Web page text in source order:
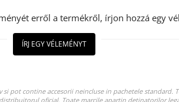
erről a termékről, írjon hozzá egy
ÍRJ EGY VÉLEMÉNYT